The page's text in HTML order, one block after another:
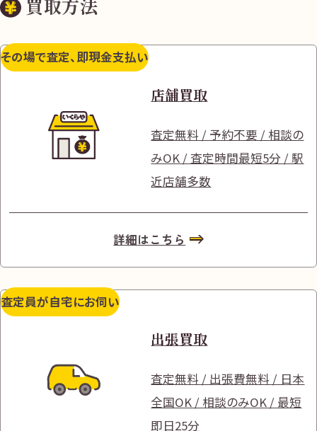
買取方法
その場で査定、即現金支払い
店舗買取
査定無料 / 予約不要 / 相談の
みOK / 査定時間最短5分 / 駅
近店舗多数
詳細はこちら
査定員が自宅にお伺い
出張買取
査定無料 / 出張費無料 / 日本
全国OK / 相談のみOK / 最短
即日25分